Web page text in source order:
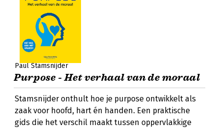
Paul Stamsnijder
Purpose - Het verhaal van de moraal
Stamsnijder onthult hoe je purpose ontwikkelt als
zaak voor hoofd, hart én handen. Een praktische
gids die het verschil maakt tussen oppervlakkige